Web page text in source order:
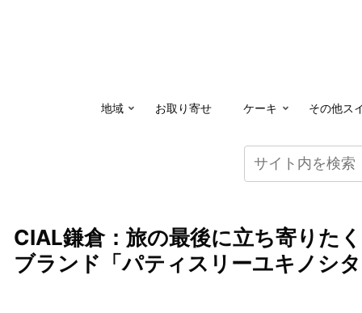
地域 お取り寄せ ケーキ その他ス
CIAL鎌倉：旅の最後に立ち寄りた
ブランド「パティスリーユキノシ